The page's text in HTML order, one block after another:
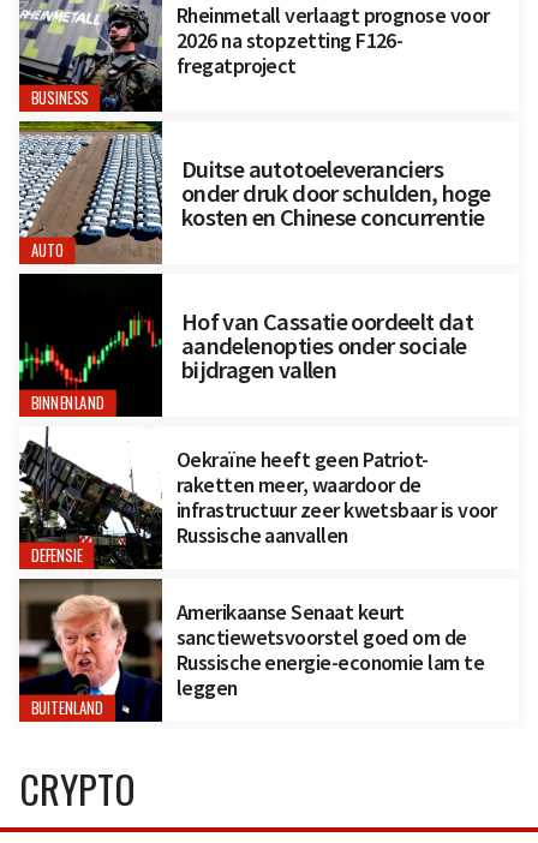
BUSINESS
Rheinmetall verlaagt prognose voor
2026 na stopzetting F126-
fregatproject
AUTO
Duitse autotoeleveranciers
onder druk door schulden, hoge
kosten en Chinese concurrentie
BINNENLAND
Hof van Cassatie oordeelt dat
aandelenopties onder sociale
bijdragen vallen
DEFENSIE
Oekraïne heeft geen Patriot-
raketten meer, waardoor de
infrastructuur zeer kwetsbaar is voor
Russische aanvallen
BUITENLAND
Amerikaanse Senaat keurt
sanctiewetsvoorstel goed om de
Russische energie-economie lam te
leggen
CRYPTO